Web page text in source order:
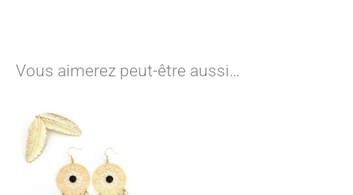
Vous aimerez peut-être aussi…